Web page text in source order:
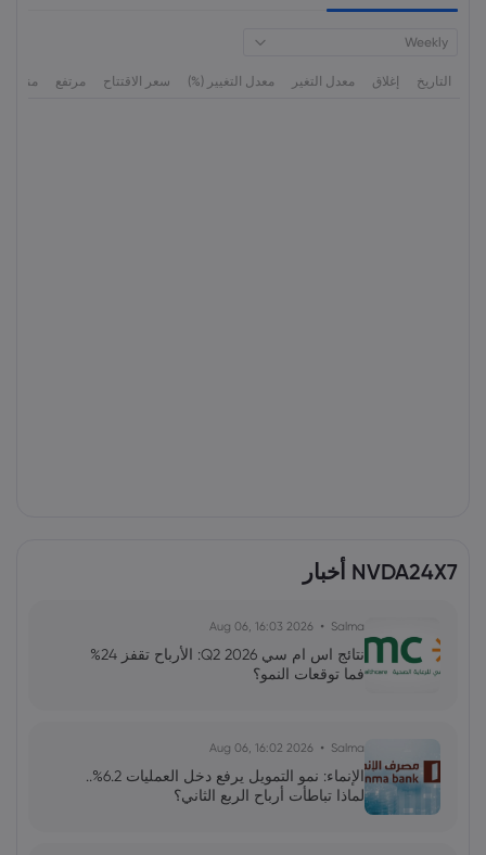
Weekly
التاريخ إغلاق معدل التغير معدل التغيير (%) سعر الاقتتاح مرتفع
NVDA24X7 أخبار
Salma
2026 Aug 06, 16:03
نتائج اس ام سي Q2 2026: الأرباح تقفز 24%
فما توقعات النمو؟
Salma
2026 Aug 06, 16:02
الإنماء: نمو التمويل يرفع دخل العمليات 6.2%..
لماذا تباطأت أرباح الربع الثاني؟